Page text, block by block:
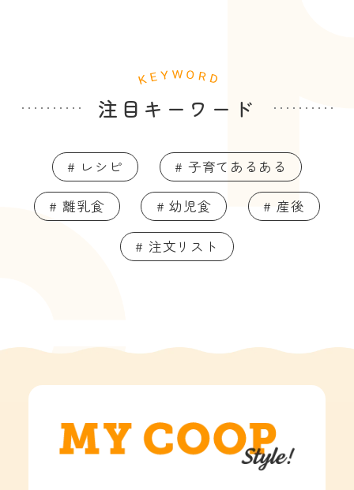
注目キーワード
# レシピ # 子育てあるある
# 離乳食 # 幼児食 # 産後
# 注文リスト